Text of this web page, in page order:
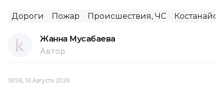
Дороги Пожар Происшествия, ЧС
Жанна Мусабаева
Автор
18:58, 10 Августа 2026